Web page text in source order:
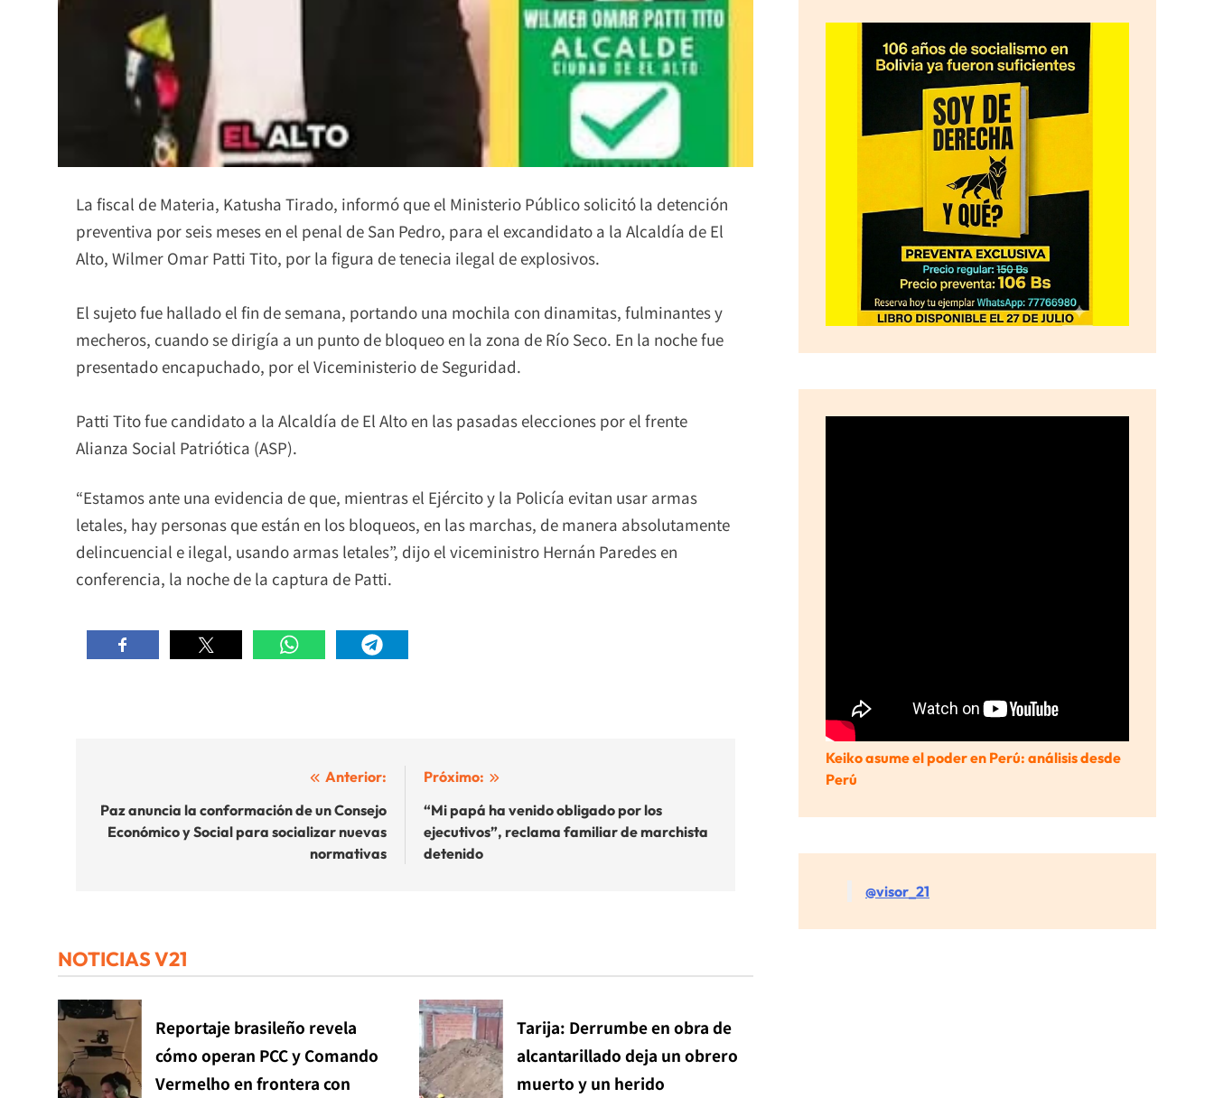
La fiscal de Materia, Katusha Tirado, informó que el Ministerio Público solicitó la detención
preventiva por seis meses en el penal de San Pedro, para el excandidato a la Alcaldía de El
Alto, Wilmer Omar Patti Tito, por la figura de tenecia ilegal de explosivos.
El sujeto fue hallado el fin de semana, portando una mochila con dinamitas, fulminantes y
mecheros, cuando se dirigía a un punto de bloqueo en la zona de Río Seco. En la noche fue
presentado encapuchado, por el Viceministerio de Seguridad.
Patti Tito fue candidato a la Alcaldía de El Alto en las pasadas elecciones por el frente
Alianza Social Patriótica (ASP).
“Estamos ante una evidencia de que, mientras el Ejército y la Policía evitan usar armas
letales, hay personas que están en los bloqueos, en las marchas, de manera absolutamente
delincuencial e ilegal, usando armas letales”, dijo el viceministro Hernán Paredes en
conferencia, la noche de la captura de Patti.
de
entradas
Anterior:
Paz anuncia la conformación de un Consejo
Económico y Social para socializar nuevas
normativas
Próximo:
“Mi papá ha venido obligado por los
ejecutivos”, reclama familiar de marchista
detenido
NOTICIAS V21
Reportaje brasileño revela
cómo operan PCC y Comando
Vermelho en frontera con
Tarija: Derrumbe en obra de
alcantarillado deja un obrero
muerto y un herido
Keiko asume el poder en Perú: análisis desde
Perú
@visor_21